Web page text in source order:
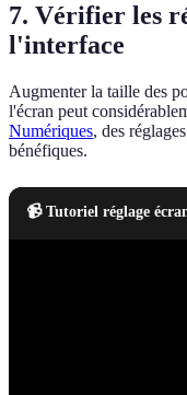
7. Vérifier les
l'interface
Augmenter la taille des
l'écran peut
Numériques, des
bénéfiques.
📹 Tutoriel réglage